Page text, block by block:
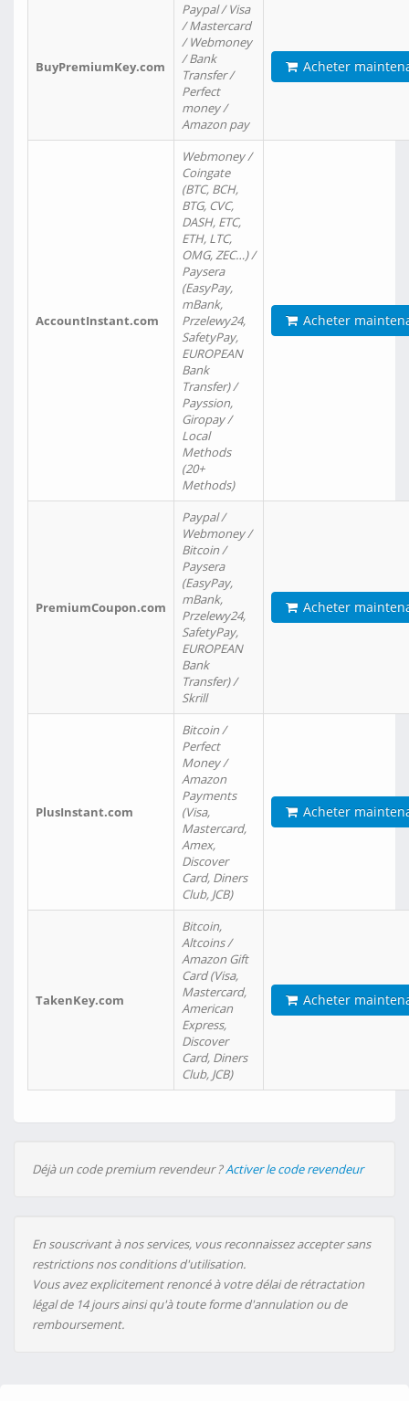
BuyPremiumKey.com
Paypal / Visa
/ Mastercard
/ Webmoney
/ Bank
Transfer /
Perfect
money /
Amazon pay
Acheter
AccountInstant.com
Webmoney /
Coingate
(BTC, BCH,
BTG, CVC,
DASH, ETC,
ETH, LTC,
OMG, ZEC…) /
Paysera
(EasyPay,
mBank,
Przelewy24,
SafetyPay,
EUROPEAN
Bank
Transfer) /
Payssion,
Giropay /
Local
Methods
(20+
Methods)
Acheter
PremiumCoupon.com
Paypal /
Webmoney /
Bitcoin /
Paysera
(EasyPay,
mBank,
Przelewy24,
SafetyPay,
EUROPEAN
Bank
Transfer) /
Skrill
Acheter
PlusInstant.com
Bitcoin /
Perfect
Money /
Amazon
Payments
(Visa,
Mastercard,
Amex,
Discover
Card, Diners
Club, JCB)
Acheter
TakenKey.com
Bitcoin,
Altcoins /
Amazon Gift
Card (Visa,
Mastercard,
American
Express,
Discover
Card, Diners
Club, JCB)
Acheter
Déjà un code premium revendeur ?Activer le code revendeur
En souscrivant à nos services, vous reconnaissez accepter sans
restrictions nos conditions d'utilisation.
Vous avez explicitement renoncé à votre délai de rétractation
légal de 14 jours ainsi qu'à toute forme d'annulation ou de
remboursement.